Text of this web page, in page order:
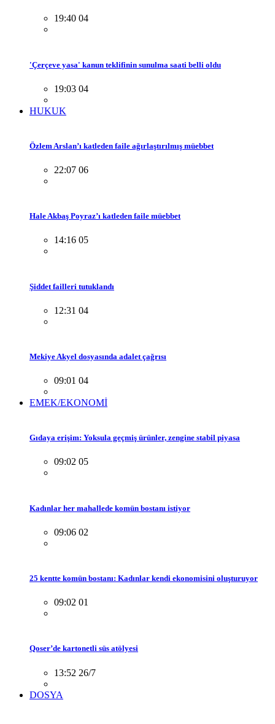
19:40 04
'Çerçeve yasa' kanun teklifinin sunulma saati belli oldu
19:03 04
HUKUK
Özlem Arslan’ı katleden faile ağırlaştırılmış müebbet
22:07 06
Hale Akbaş Poyraz’ı katleden faile müebbet
14:16 05
Şiddet failleri tutuklandı
12:31 04
Mekiye Akyel dosyasında adalet çağrısı
09:01 04
EMEK/EKONOMİ
Gıdaya erişim: Yoksula geçmiş ürünler, zengine stabil piyasa
09:02 05
Kadınlar her mahallede komün bostanı istiyor
09:06 02
25 kentte komün bostanı: Kadınlar kendi ekonomisini oluşturuyor
09:02 01
Qoser’de kartonetli süs atölyesi
13:52 26/7
DOSYA